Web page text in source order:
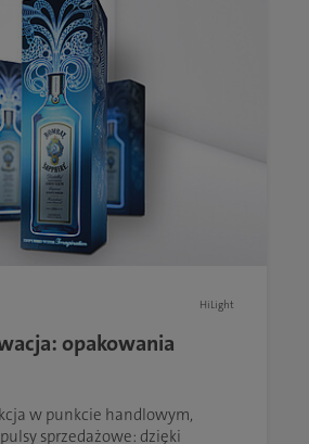
HiLight
opakowania
w punkcie handlowym,
sprzedażowe: dzięki